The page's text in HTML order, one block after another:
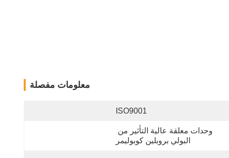
معلومات مفصلة
ISO9001
البولي بروبلين كوبوليمر